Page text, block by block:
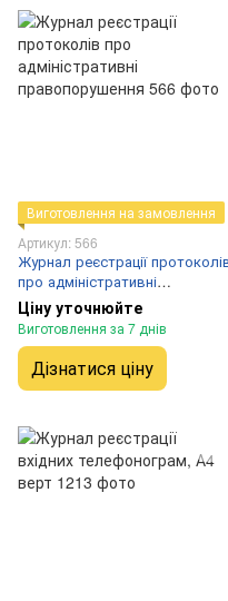
Виготовлення на замовлення
Артикул: 566
Журнал реєстрації
про адміністративні
правопорушення
Ціну уточнюйте
Виготовлення за 7 днів
Дізнатися ціну